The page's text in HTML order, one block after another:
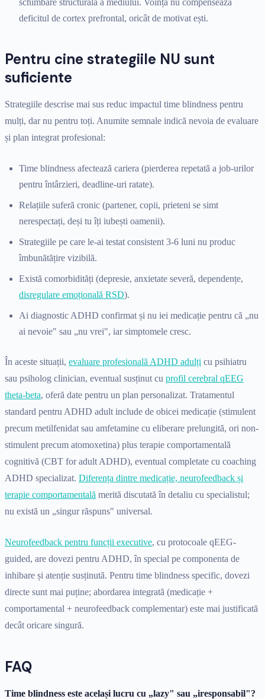
deficitul de cortex prefrontal, oricât de motivat ești.
Pentru cine strategiile NU sunt
suficiente
Strategiile descrise mai sus reduc impactul time blindness pentru
mulți, dar nu pentru toți. Anumite semnale indică nevoia de evaluare
și plan integrat profesional:
Time blindness afectează cariera (pierderea repetată a job-urilor
pentru întârzieri, deadline-uri ratate).
Relațiile suferă cronic (partener, copii, prieteni se simt
nerespectați, deși tu îți iubești oamenii).
Strategiile pe care le-ai testat consistent 3-6 luni nu produc
îmbunătățire vizibilă.
Există comorbidități (depresie, anxietate severă, dependențe,
disregulare emoțională RSD).
Ai diagnostic ADHD confirmat și nu iei medicație pentru că „nu
ai nevoie" sau „nu vrei", iar simptomele cresc.
În aceste situații, evaluare profesională ADHD adulți cu psihiatru
sau psiholog clinician, eventual susținut cu profil cerebral qEEG
theta-beta, oferă date pentru un plan personalizat. Tratamentul
standard pentru ADHD adult include de obicei medicație (stimulent
precum metilfenidat sau amfetamine cu eliberare prelungită, ori non-
stimulent precum atomoxetina) plus terapie comportamentală
cognitivă (CBT for adult ADHD), eventual completate cu coaching
ADHD specializat. Diferența dintre medicație, neurofeedback și
terapie comportamentală merită discutată în detaliu cu specialistul;
nu există un „singur răspuns" universal.
Neurofeedback pentru funcții executive, cu protocoale qEEG-
guided, are dovezi pentru ADHD, în special pe componenta de
inhibare și atenție susținută. Pentru time blindness specific, dovezi
directe sunt mai puține; abordarea integrată (medicație +
comportamental + neurofeedback complementar) este mai justificată
decât oricare singură.
FAQ
Time blindness este același lucru cu „lazy" sau „iresponsabil"?